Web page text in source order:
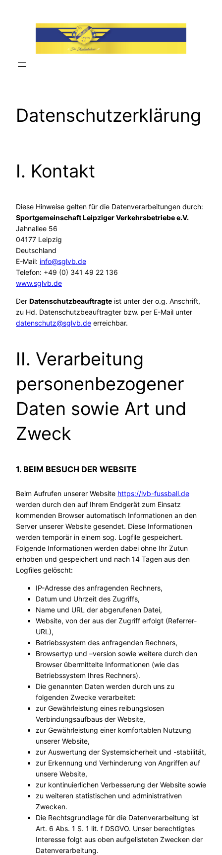
Datenschutzerklärung
I. Kontakt
Diese Hinweise gelten für die Datenverarbeitungen durch:
Sportgemeinschaft Leipziger Verkehrsbetriebe e.V.
Jahnallee 56
04177 Leipzig
Deutschland
E-Mail: info@sglvb.de
Telefon: +49 (0) 341 49 22 136
www.sglvb.de
Der Datenschutzbeauftragte ist unter der o.g. Anschrift,
zu Hd. Datenschutzbeauftragter bzw. per E-Mail unter
datenschutz@sglvb.de erreichbar.
II. Verarbeitung
personenbezogener
Daten sowie Art und
Zweck
1. BEIM BESUCH DER WEBSITE
Beim Aufrufen unserer Website https://lvb-fussball.de
werden durch den auf Ihrem Endgerät zum Einsatz
kommenden Browser automatisch Informationen an den
Server unserer Website gesendet. Diese Informationen
werden temporär in einem sog. Logfile gespeichert.
Folgende Informationen werden dabei ohne Ihr Zutun
erhoben und gespeichert und nach 14 Tagen aus den
Logfiles gelöscht:
IP-Adresse des anfragenden Rechners,
Datum und Uhrzeit des Zugriffs,
Name und URL der abgerufenen Datei,
Website, von der aus der Zugriff erfolgt (Referrer-
URL),
Betriebssystem des anfragenden Rechners,
Browsertyp und –version sowie weitere durch den
Browser übermittelte Informationen (wie das
Betriebssystem Ihres Rechners).
Die genannten Daten werden durch uns zu
folgenden Zwecke verarbeitet:
zur Gewährleistung eines reibungslosen
Verbindungsaufbaus der Website,
zur Gewährleistung einer komfortablen Nutzung
unserer Website,
zur Auswertung der Systemsicherheit und -stabilität,
zur Erkennung und Verhinderung von Angriffen auf
unsere Website,
zur kontinuierlichen Verbesserung der Website sowie
zu weiteren statistischen und administrativen
Zwecken.
Die Rechtsgrundlage für die Datenverarbeitung ist
Art. 6 Abs. 1 S. 1 lit. f DSGVO. Unser berechtigtes
Interesse folgt aus oben aufgelisteten Zwecken der
Datenverarbeitung.